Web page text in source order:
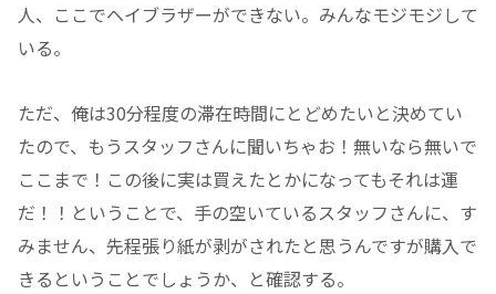
人、ここでヘイブラザーができない。みんなモジモジして
いる。
ただ、俺は30分程度の滞在時間にとどめたいと決めてい
たので、もうスタッフさんに聞いちゃお！無いなら無いで
ここまで！この後に実は買えたとかになってもそれは運
だ！！ということで、手の空いているスタッフさんに、す
みません、先程張り紙が剥がされたと思うんですが購入で
きるということでしょうか、と確認する。